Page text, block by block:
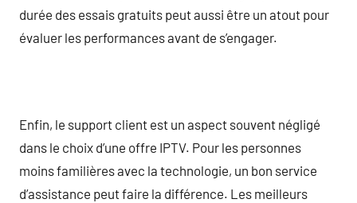
durée des essais gratuits peut aussi être un atout pour
évaluer les performances avant de s’engager.
Enfin, le support client est un aspect souvent négligé
dans le choix d’une offre IPTV. Pour les personnes
moins familières avec la technologie, un bon service
d’assistance peut faire la différence. Les meilleurs